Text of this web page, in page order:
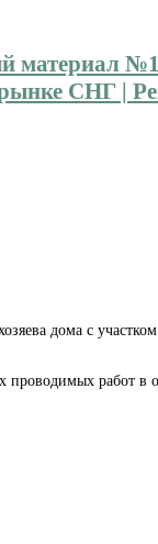
СНГ |
дома с участком
работ в